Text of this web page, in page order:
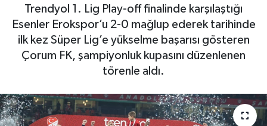
Trendyol 1. Lig Play-off finalinde karşılaştığı
Esenler Erokspor’u 2-0 mağlup ederek tarihinde
ilk kez Süper Lig’e yükselme başarısı gösteren
Çorum FK, şampiyonluk kupasını düzenlenen
törenle aldı.
HABER
LOJİSTİK
OTO DETAY
Tüm Manşetler
Son Dakika Haberleri